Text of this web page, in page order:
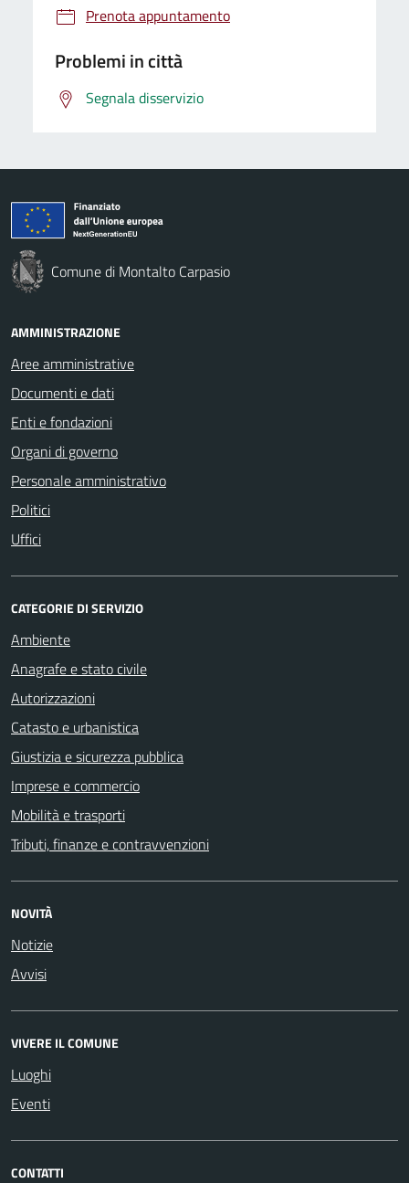
Prenota appuntamento
Problemi in città
Segnala disservizio
Comune di Montalto Carpasio
AMMINISTRAZIONE
Aree amministrative
Documenti e dati
Enti e fondazioni
Organi di governo
Personale amministrativo
Politici
Uffici
CATEGORIE DI SERVIZIO
Ambiente
Anagrafe e stato civile
Autorizzazioni
Catasto e urbanistica
Giustizia e sicurezza pubblica
Imprese e commercio
Mobilità e trasporti
Tributi, finanze e contravvenzioni
NOVITÀ
Notizie
Avvisi
VIVERE IL COMUNE
Luoghi
Eventi
CONTATTI